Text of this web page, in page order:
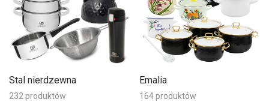
Stal nierdzewna
232 produktów
Emalia
164 produktów